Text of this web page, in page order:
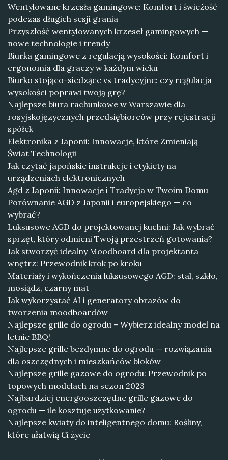
Wentylowane krzesła gamingowe: Komfort i świeżość
podczas długich sesji grania
Przyszłość wentylowanych krzeseł gamingowych —
nowe technologie i trendy
Biurka gamingowe z regulacją wysokości: Komfort i
ergonomia dla graczy w każdym wieku
Biurko stojąco-siedzące vs tradycyjne: czy regulacja
wysokości poprawi twoją grę?
Najlepsze biura rachunkowe w Warszawie dla
rosyjskojęzycznych przedsiębiorców przy rejestracji
spółek
Elektronika z Japonii: Innowacje, które Zmieniają
Świat Technologii
Jak czytać japońskie instrukcje i etykiety na
urządzeniach elektronicznych
Agd z Japonii: Innowacje i Tradycja w Twoim Domu
Porównanie AGD z Japonii i europejskiego — co
wybrać?
Luksusowe AGD do projektowanej kuchni: Jak wybrać
sprzęt, który odmieni Twoją przestrzeń gotowania?
Jak stworzyć idealny Moodboard dla projektanta
wnętrz: Przewodnik krok po kroku
Materiały i wykończenia luksusowego AGD: stal, szkło,
mosiądz, czarny mat
Jak wykorzystać AI i generatory obrazów do
tworzenia moodboardów
Najlepsze grille do ogrodu – Wybierz idealny model na
letnie BBQ!
Najlepsze grille bezdymne do ogrodu — rozwiązania
dla oszczędnych i mieszkańców bloków
Najlepsze grille gazowe do ogrodu: Przewodnik po
topowych modelach na sezon 2023
Najbardziej energooszczędne grille gazowe do
ogrodu — ile kosztuje użytkowanie?
Najlepsze kwiaty do inteligentnego domu: Rośliny,
które ułatwią Ci życie